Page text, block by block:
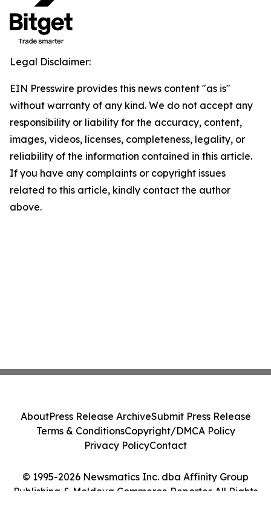
Legal Disclaimer:
EIN Presswire provides this news content "as is"
without warranty of any kind. We do not accept any
responsibility or liability for the accuracy, content,
images, videos, licenses, completeness, legality, or
reliability of the information contained in this article.
If you have any complaints or copyright issues
related to this article, kindly contact the author
above.
© 1995-2026 Newsmatics Inc. dba Affinity Group
Publishing & Moldova Commerce Reporter. All Rights
AboutPress Release ArchiveSubmit Press Release
Terms & ConditionsCopyright/DMCA Policy
Privacy PolicyContact